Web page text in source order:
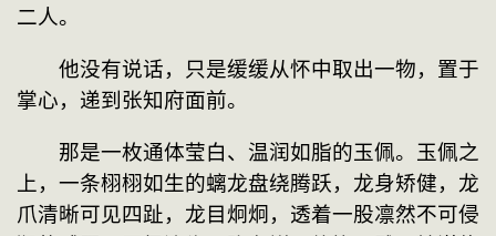
二人。
他没有说话，只是缓缓从怀中取出一物，置于
掌心，递到张知府面前。
那是一枚通体莹白、温润如脂的玉佩。玉佩之
上，一条栩栩如生的螭龙盘绕腾跃，龙身矫健，龙
爪清晰可见四趾，龙目炯炯，透着一股凛然不可侵